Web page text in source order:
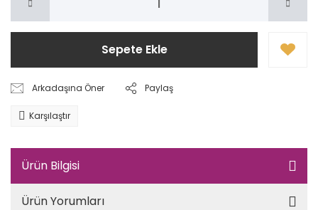
Sepete Ekle
Arkadaşına Öner Paylaş
Karşılaştır
Ürün Bilgisi
Ürün Yorumları